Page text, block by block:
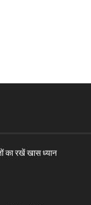
का रखें खास ध्यान